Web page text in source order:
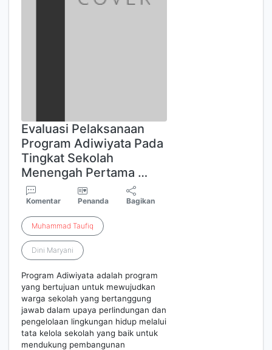
Evaluasi Pelaksanaan
Program Adiwiyata Pada
Tingkat Sekolah
Menengah Pertama …
Komentar Penanda Bagikan
Muhammad Taufiq
Dini Maryani
Program Adiwiyata adalah program
yang bertujuan untuk mewujudkan
warga sekolah yang bertanggung
jawab dalam upaya perlindungan dan
pengelolaan lingkungan hidup melalui
tata kelola sekolah yang baik untuk
mendukung pembangunan